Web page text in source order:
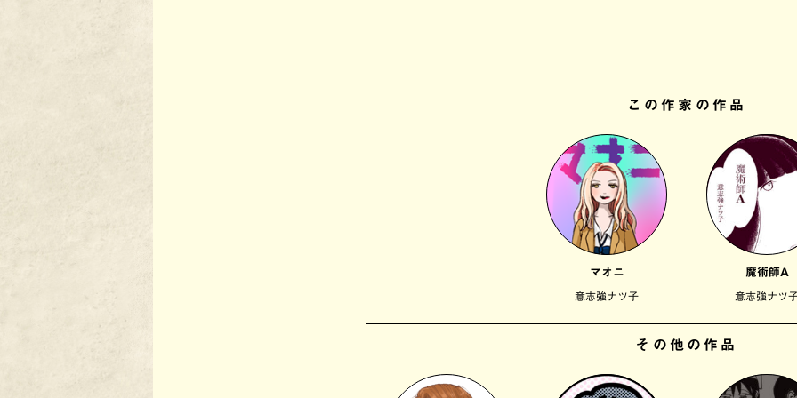
この作家の作品
マオニ
意志強ナツ子
魔術師A
意志強ナツ
その他の作品